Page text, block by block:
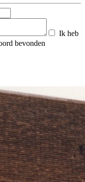
Ik heb
bevonden